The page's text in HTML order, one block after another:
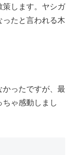
策します。ヤシガ
ったと言われる木
かったですが、最
ゃ感動しまし